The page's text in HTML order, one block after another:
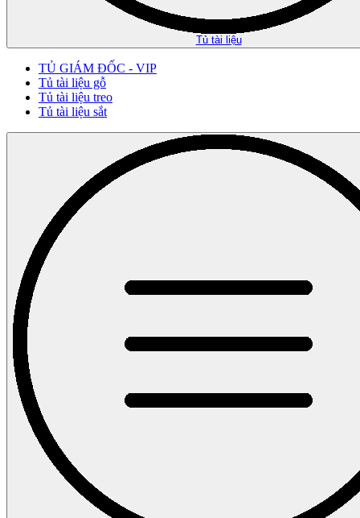
Tủ tài liệu
TỦ GIÁM ĐỐC - VIP
Tủ tài liệu gỗ
Tủ tài liệu treo
Tủ tài liệu sắt